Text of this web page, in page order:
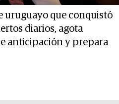
uruguayo que conquistó
diarios, agota
anticipación y prepara